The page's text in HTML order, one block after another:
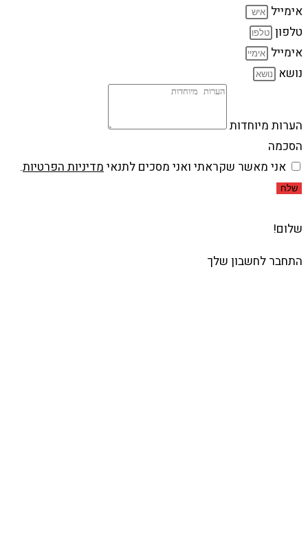
אימייל
טלפון
אימייל
נושא
הערות מיוחדות
הסכמה
אני מאשר שקראתי ואני מסכים לתנאי מדיניות הפרטיות.
שלח
שלום!
התחבר לחשבון שלך